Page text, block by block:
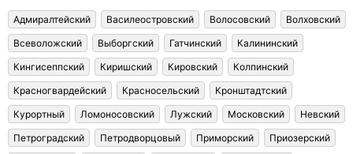
Адмиралтейский Василеостровский Волосовский
Волховский
Всеволожский
Выборгский Гатчинский
Калининский
Кингисеппский
Киришский Кировский
Колпинский
Красногвардейский
Красносельский
Кронштадтский
Курортный
Ломоносовский Лужский Московский
Невский
Петроградский
Петродворцовый Приморский
Приозерский